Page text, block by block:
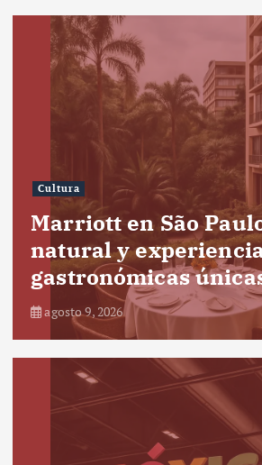
Cultura
Marriott en São
natural y
gastronómicas
agosto 9, 2026